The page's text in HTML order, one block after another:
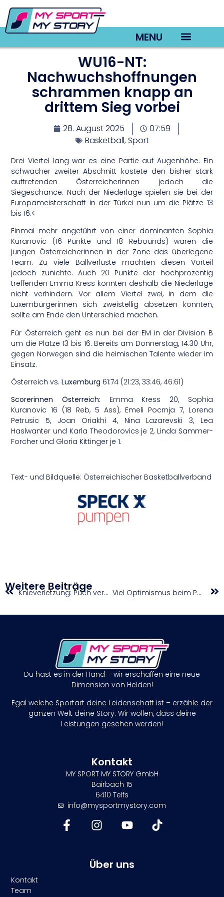
MENU
WU16-NT:
Nachwuchshoffnungen
schrammen knapp an
drittem Sieg vorbei
28. August 2025
07:59
Basketball,Sport
Drei Viertel lang war es eine Partie auf Augenhöhe. Ein
schwacher zweiter Abschnitt kostete den bisher stark
auftretenden Österreicherinnen jedoch die
Siegeschance. Nach der Niederlage spielen sie bei der
Europameisterschaft in der Türkei nun um die Plätze 13
bis 16.<
Einmal mehr angeführt von einer dominanten Sophia
Kuranovic (16 Punkte und 18 Rebounds) waren die
jungen Österreicherinnen in der Zone das überlegene
Team. Zu viele Ballverluste machten diesen Vorteil
jedoch zunichte. Auch 20 Punkte der hochprozentig
treffenden Emma Kress konnten deshalb die Niederlage
nicht verhindern. Vor allem Viertel zwei, in dem die
Luxemburgerinnen sich zweistellig absetzen konnten,
sollte am Ende den Unterschied machen.
Für Österreich geht es nun bei der EM in der Division B
um die Plätze 13 bis 16. Bereits am Donnerstag, 14.30 Uhr,
gegen Norwegen sind die heimischen Talente wieder im
Einsatz.
Österreich vs.Luxemburg 61:74 (21:23, 33:46, 46:61)
Scorerinnen Österreich: Emma Kress 20, Sophia
Kuranovic 16 (18 Reb, 5 Ass), Emeli Pocrnja 7, Lorena
Petrusic 5, Joan Oriakhi 4, Nina Lazarevski 3, Lea
Haslwanter und Karla Theodorovics je 2, Linda Sammer-
Forcher und Gloria Kittinger je 1.
Text- und Bildquelle: Österreichischer Basketballverband
Weitere Beiträge Knieverletzung: Puch verpasst Para-Dressur-EM Viel Optimismus beim Paracycling-Team zum Auftakt der WM in Belgien
Du hast es in der Hand – wir erschaffen eine neue
Dimension von Helden!
Egal welche Sportart deine Leidenschaft ist – erzähle der
ganzen Welt deine Story. Wir wollen, dass deine
Leistungen gesehen werden!
Kontakt
MY SPORT MY STORY GmbH
Bairbach 15
6410 Telfs
info@mysportmystory.com
Über uns
Kontakt
Team